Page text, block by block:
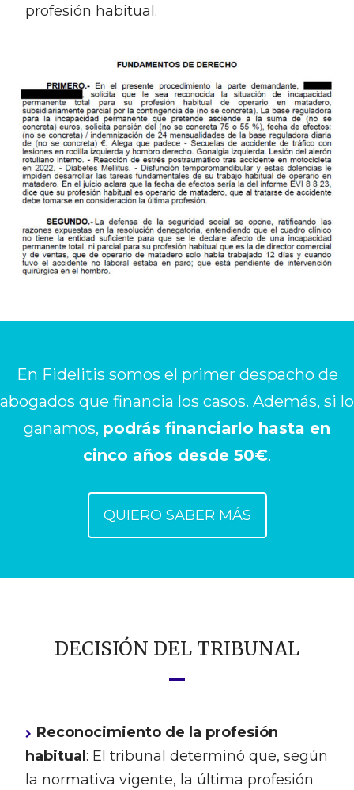
profesión habitual.
En Fidelitis somos el primer despacho de
abogados que financia los casos. Además, si lo
ganamos, podrás financiarlo hasta en
cinco años desde 50€.
QUIERO SABER MÁS
DECISIÓN DEL TRIBUNAL
Reconocimiento de la profesión
habitual : El tribunal determinó que, según
la normativa vigente, la última profesión